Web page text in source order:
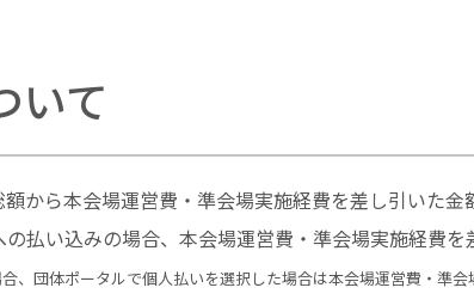
いて
から本会場運営費・準会場実施経費を差し引いた金
払い込みの場合、本会場運営費・準会場実施経費を
、団体ポータルで個人払いを選択した場合は本会場運営費・準会